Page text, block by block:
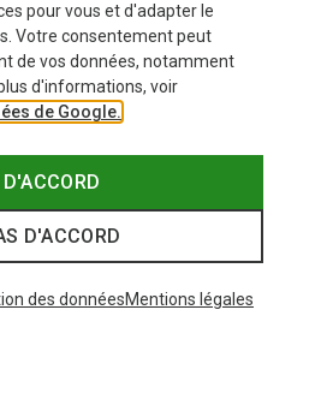
pour vous et d'adapter le
Votre consentement peut
de vos données, notamment
d'informations, voir
de Google.
D'ACCORD
D'ACCORD
des donnéesMentions légales